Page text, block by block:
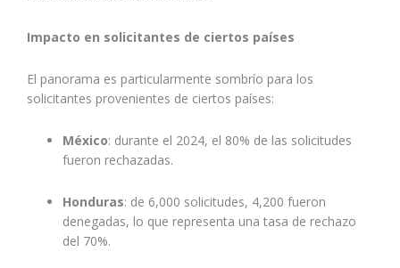
Impacto en solicitantes de ciertos países
El panorama es particularmente sombrío para los
solicitantes provenientes de ciertos países:
México: durante el 2024, el 80% de las solicitudes
fueron rechazadas.
Honduras: de 6,000 solicitudes, 4,200 fueron
denegadas, lo que representa una tasa de rechazo
del 70%.